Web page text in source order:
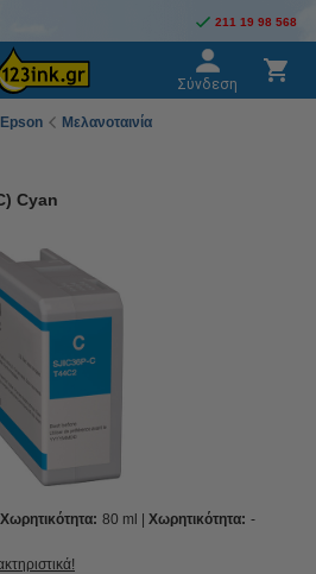
211 19 98 568
Σύνδεση
Epson
Μελανοταινία
Cyan
Χωρητικότητα: 80 ml Χωρητικότητα: -